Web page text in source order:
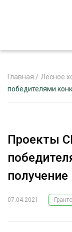
ЛЕСНОЕ
ЛЕСОЗАГОТОВКА
ЭКСПЕРТНОЕ
Главная / Лесное
победителями
Проекты
07.04.2021